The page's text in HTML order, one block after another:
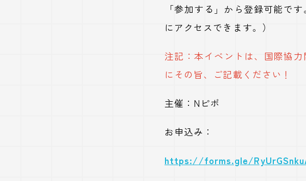
「参加する」から登録可能で
にアクセスできます。）
注記：本イベントは、国際協
にその旨、ご記載ください！
主催： N ピボ
お申込み：
https://forms.gle/